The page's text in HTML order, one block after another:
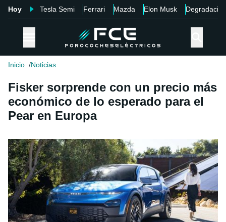
Hoy Tesla Semi Ferrari Mazda Elon Musk Degradación
Inicio Noticias
Fisker sorprende con un precio más
económico de lo esperado para el
Pear en Europa